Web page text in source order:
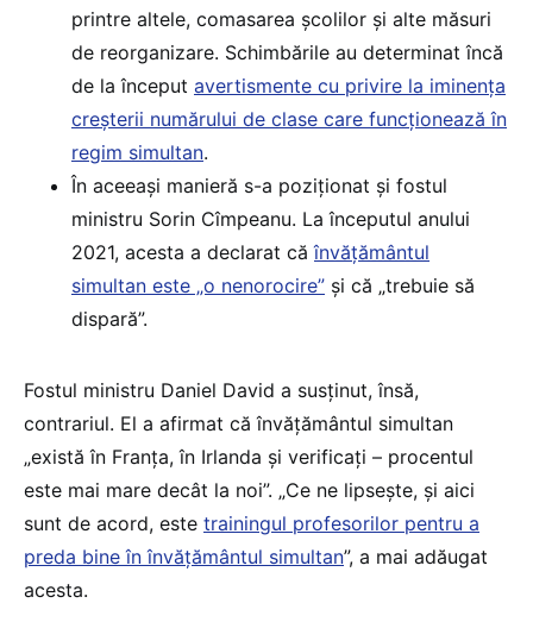
printre altele, comasarea școlilor și alte măsuri
de reorganizare. Schimbările au determinat încă
de la început avertismente cu privire la iminența
creșterii numărului de clase care funcționează în
regim simultan.
În aceeași manieră s-a poziționat și fostul
ministru Sorin Cîmpeanu. La începutul anului
2021, acesta a declarat căînvățământul
simultan este „o nenorocire” și că „trebuie să
dispară”.
Fostul ministru Daniel David a susținut, însă,
contrariul. El a afirmat că învățământul simultan
„există în Franța, în Irlanda și verificați – procentul
este mai mare decât la noi”. „Ce ne lipsește, și aici
sunt de acord, este trainingul profesorilor pentru a
preda bine în învățământul simultan”, a mai adăugat
acesta.